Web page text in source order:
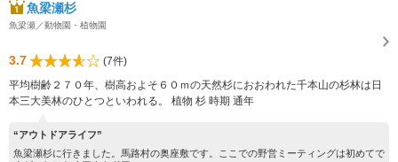
魚梁瀬杉
魚梁瀬／動物園・植物園
3.7
(7件)
平均樹齢２７０年、樹高およそ６０ｍの天然杉におおわれた千本山の杉林は日
本三大美林のひとつといわれる。 植物 杉 時期 通年
“アウトドアライフ”
魚梁瀬杉に行きました。馬路村の奥座敷です。ここでの野営ミーティングは初めてで